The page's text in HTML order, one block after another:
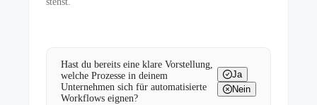
Hast du bereits eine klare Vorstellung,
welche Prozesse in deinem
Unternehmen sich für automatisierte
Workflows eignen?
Ja
Nein